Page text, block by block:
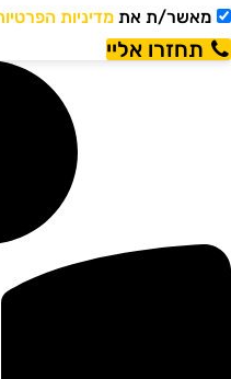
מאשר/ת אתמדיניות הפרטיות
תחזרו אליי